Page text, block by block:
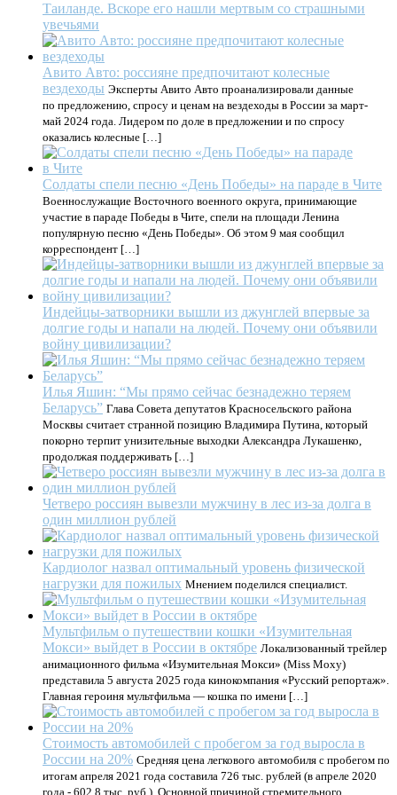
Таиланде. Вскоре его нашли мертвым со страшными
увечьями
Авито Авто: россияне предпочитают колесные
вездеходы Эксперты Авито Авто проанализировали данные
по предложению, спросу и ценам на вездеходы в России за март-
май 2024 года. Лидером по доле в предложении и по спросу
оказались колесные […]
Солдаты спели песню «День Победы» на параде в Чите
Военнослужащие Восточного военного округа, принимающие
участие в параде Победы в Чите, спели на площади Ленина
популярную песню «День Победы». Об этом 9 мая сообщил
корреспондент […]
Индейцы-затворники вышли из джунглей впервые за
долгие годы и напали на людей. Почему они объявили
войну цивилизации?
Илья Яшин: “Мы прямо сейчас безнадежно теряем
Беларусь” Глава Совета депутатов Красносельского района
Москвы считает странной позицию Владимира Путина, который
покорно терпит унизительные выходки Александра Лукашенко,
продолжая поддерживать […]
Четверо россиян вывезли мужчину в лес из-за долга в
один миллион рублей
Кардиолог назвал оптимальный уровень физической
нагрузки для пожилых Мнением поделился специалист.
Мультфильм о путешествии кошки «Изумительная
Мокси» выйдет в России в октябре Локализованный трейлер
анимационного фильма «Изумительная Мокси» (Miss Moxy)
представила 5 августа 2025 года кинокомпания «Русский репортаж».
Главная героиня мультфильма — кошка по имени […]
Стоимость автомобилей с пробегом за год выросла в
России на 20% Средняя цена легкового автомобиля с пробегом по
итогам апреля 2021 года составила 726 тыс. рублей (в апреле 2020
года - 602,8 тыс. руб.). Основной причиной стремительного